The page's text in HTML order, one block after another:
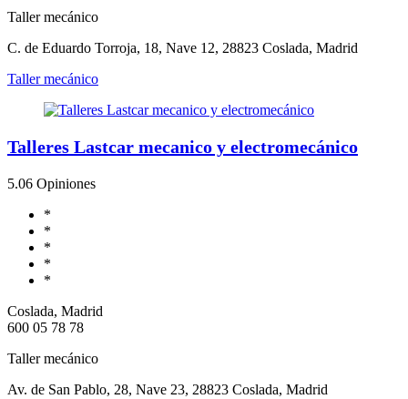
Taller mecánico
C. de Eduardo Torroja, 18, Nave 12, 28823 Coslada, Madrid
Taller mecánico
Talleres Lastcar mecanico y electromecánico
5.06 Opiniones
*
*
*
*
*
Coslada, Madrid
600 05 78 78
Taller mecánico
Av. de San Pablo, 28, Nave 23, 28823 Coslada, Madrid